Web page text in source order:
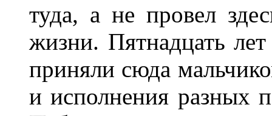
туда, а не провел
жизни. Пятнадцать
приняли сюда
и исполнения разных